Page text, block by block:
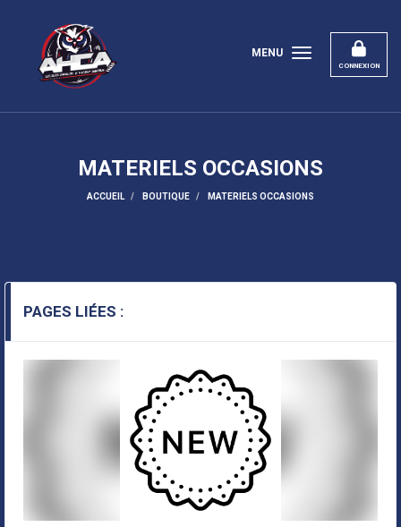
CONNEXION
MENU
MATERIELS OCCASIONS
ACCUEIL BOUTIQUE MATERIELS OCCASIONS
PAGES LIÉES :